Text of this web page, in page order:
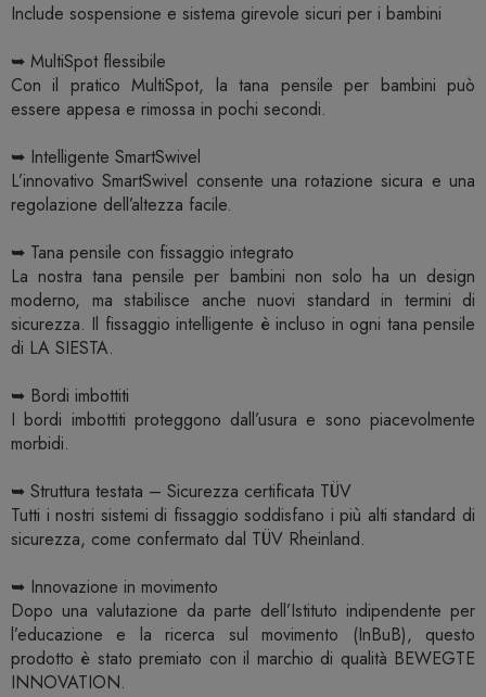
Include sospensione e sistema girevole sicuri per i bambini
➥ MultiSpot flessibile
Con il pratico MultiSpot, la tana pensile per bambini può
essere appesa e rimossa in pochi secondi.
➥ Intelligente SmartSwivel
L’innovativo SmartSwivel consente una rotazione sicura e una
regolazione dell’altezza facile.
➥ Tana pensile con fissaggio integrato
La nostra tana pensile per bambini non solo ha un design
moderno, ma stabilisce anche nuovi standard in termini di
sicurezza. Il fissaggio intelligente è incluso in ogni tana pensile
di LA SIESTA.
➥ Bordi imbottiti
I bordi imbottiti proteggono dall’usura e sono piacevolmente
morbidi.
➥ Struttura testata – Sicurezza certificata TÜV
Tutti i nostri sistemi di fissaggio soddisfano i più alti standard di
sicurezza, come confermato dal TÜV Rheinland.
➥ Innovazione in movimento
Dopo una valutazione da parte dell’Istituto indipendente per
l’educazione e la ricerca sul movimento (InBuB), questo
prodotto è stato premiato con il marchio di qualità BEWEGTE
INNOVATION.